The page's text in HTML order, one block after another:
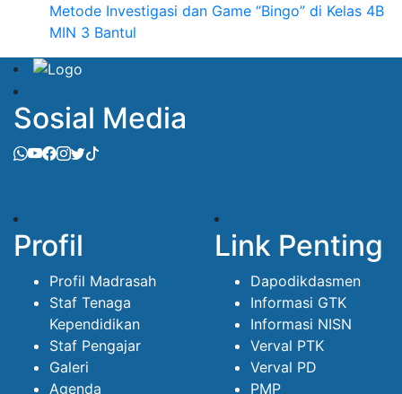
Metode Investigasi dan Game “Bingo” di Kelas 4B
MIN 3 Bantul
Sosial Media
Profil
Profil Madrasah
Staf Tenaga
Kependidikan
Staf Pengajar
Galeri
Agenda
Link Penting
Dapodikdasmen
Informasi GTK
Informasi NISN
Verval PTK
Verval PD
PMP